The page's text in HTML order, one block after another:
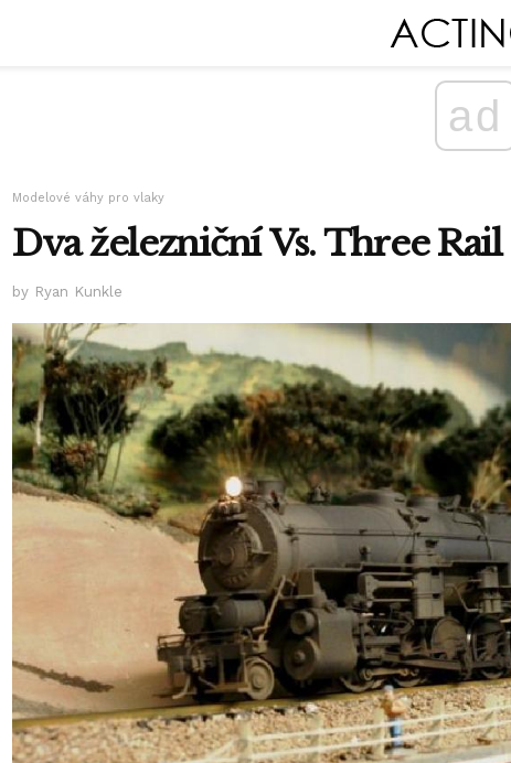
ad
Modelové váhy pro vlaky
Dva železniční Vs. Three Rail
by Ryan Kunkle